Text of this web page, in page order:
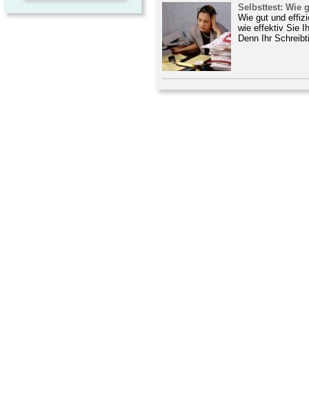
Selbsttest: Wie
Wie gut und
wie effektiv Sie
Denn Ihr